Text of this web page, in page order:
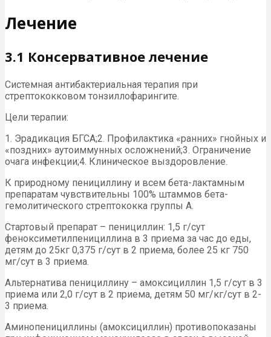
Лечение
3.1 Консервативное лечение
Системная антибактериальная терапия при
стрептококковом тонзиллофарингите.
Цели терапии:
1. Эрадикация БГСА;2. Профилактика «ранних» гнойных и
«поздних» аутоиммунных осложнений;3. Ограничение
очага инфекции;4. Клиническое выздоровление.
К природному пенициллину и всем бета-лактамным
препаратам чувствительны 100% штаммов бета-
гемолитического стрептококка группы А.
Стартовый препарат – пенициллин: 1,5 г/сут
феноксиметилпенициллина в 3 приема за час до еды,
детям до 25кг 0,375 г/сут в 2 приема, более 25 кг 750
мг/сут в 3 приема.
Альтернатива пенициллину – амоксициллин 1,5 г/сут в 3
приема или 2,0 г/сут в 2 приема, детям 50 мг/кг/сут в 2-
3 приема.
Аминопенициллины (амоксициллин) противопоказаны